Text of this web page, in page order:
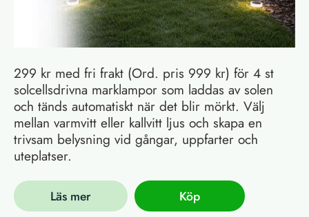
299 kr med fri frakt (Ord. pris 999 kr) för 4 st
solcellsdrivna marklampor som laddas av solen
och tänds automatiskt när det blir mörkt. Välj
mellan varmvitt eller kallvitt ljus och skapa en
trivsam belysning vid gångar, uppfarter och
uteplatser.
Läs mer Köp